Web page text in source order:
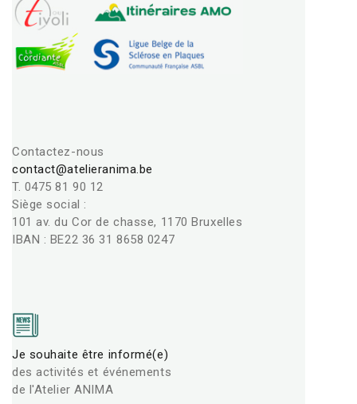
Contactez-nous
contact@atelieranima.be
T. 0475 81 90 12
Siège social :
101 av. du Cor de chasse, 1170 Bruxelles
IBAN : BE22 36 31 8658 0247
Je souhaite être informé(e)
des activités et événements
de l'Atelier ANIMA